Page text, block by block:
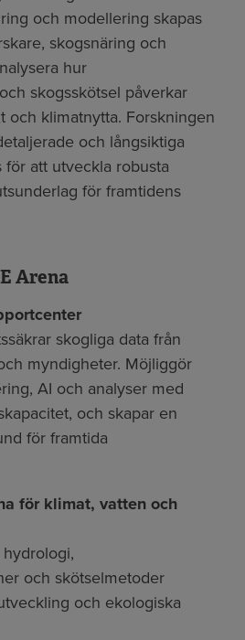
och modellering skapas
skogsnäring och
hur
skogsskötsel påverkar
och klimatnytta. Forskningen
och långsiktiga
att utveckla robusta
för framtidens
Arena
skogliga data från
myndigheter. Möjliggör
AI och analyser med
och skapar en
för framtida
för klimat, vatten och
och skötselmetoder
och ekologiska